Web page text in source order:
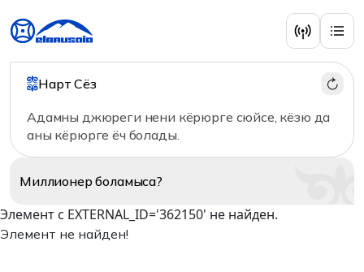
Нарт Сёз
Адамны джюреги нени кёрюрге сюйсе, кёзю да
аны кёрюрге ёч болады.
Миллионерболамыса?
Элемент с EXTERNAL_ID='362150' не найден.
Элемент не найден!